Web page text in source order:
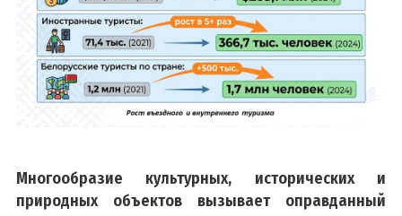
Многообразие культурных, исторических и
природных объектов вызывает оправданный